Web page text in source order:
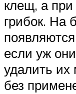
клещ, а при
грибок. На
если уж
удалить их
без